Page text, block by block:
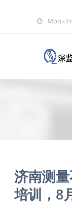
Mon -
济南测
培训，8